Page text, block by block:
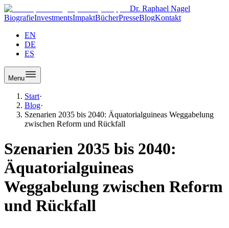
Dr. Raphael Nagel
BiografieInvestmentsImpaktBücherPresseBlogKontakt
EN
DE
ES
Menu
Start·
Blog·
Szenarien 2035 bis 2040: Äquatorialguineas Weggabelung
zwischen Reform und Rückfall
Szenarien 2035 bis 2040:
Äquatorialguineas
Weggabelung zwischen Reform
und Rückfall